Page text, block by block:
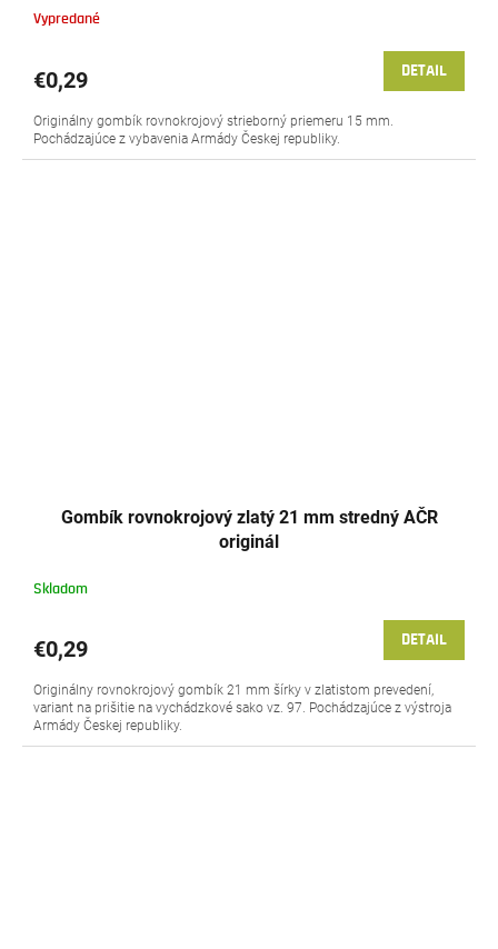
Vypredané
€0,29 DETAIL
Originálny gombík rovnokrojový strieborný priemeru 15 mm.
Pochádzajúce z vybavenia Armády Českej republiky.
Gombík rovnokrojový zlatý 21 mm stredný AČR
originál
Skladom
€0,29 DETAIL
Originálny rovnokrojový gombík 21 mm šírky v zlatistom prevedení,
variant na prišitie na vychádzkové sako vz. 97. Pochádzajúce z výstroja
Armády Českej republiky.